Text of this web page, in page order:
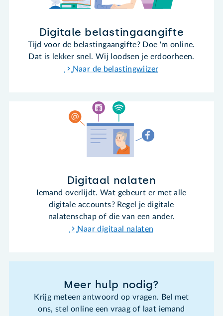
Digitale belastingaangifte
Tijd voor de belastingaangifte? Doe 'm online.
Dat is lekker snel. Wij loodsen je erdoorheen.
Naar de belastingwijzer
Digitaal nalaten
Iemand overlijdt. Wat gebeurt er met alle
digitale accounts? Regel je digitale
nalatenschap of die van een ander.
Naar digitaal nalaten
Meer hulp nodig?
Krijg meteen antwoord op vragen. Bel met
ons, stel online een vraag of laat iemand